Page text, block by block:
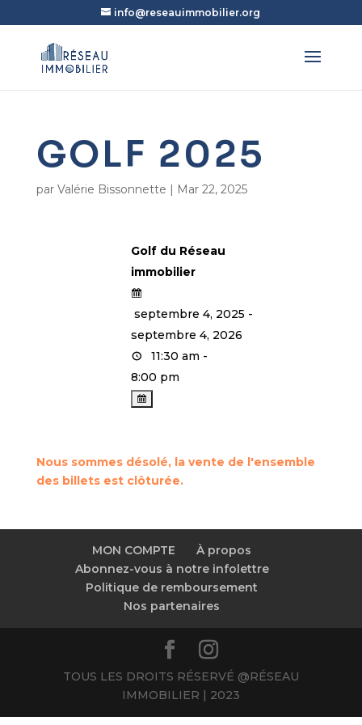
info@reseauimmobilier.org
GOLF 2025
par Valérie Bissonnette | Mar 22, 2025
Golf du Réseau
immobilier
septembre 4, 2025 -
septembre 4, 2026
11:30 am -
8:00 pm
Nous sommes désolé, la vente de l'ensemble
des billets est clôturée.
MON COMPTE
À propos
Abonnez-vous à notre infolettre
Politique de remboursement
Nos partenaires
TOUS LES DROITS RÉSERVÉ @RÉSEAU
IMMOBILIER | 2023